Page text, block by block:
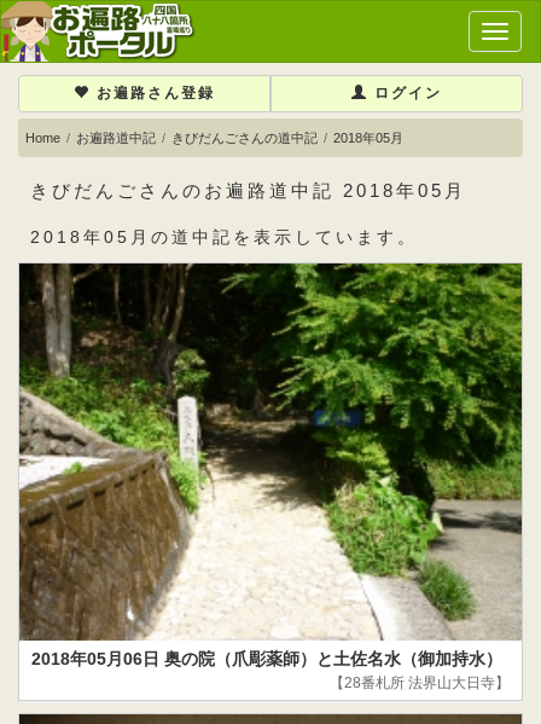
メ
イ
メ
ュ
お遍路さん登録 ログイン
Home お遍路道中記 きびだんごさんの道中記 2018年05月
きびだんごさんのお遍路道中記 2018年05月
2018年05月の道中記を表示しています。
2018年05月06日 奥の院（爪彫薬師）と土佐名水（御加持水）
【28番札所 法界山大日寺】